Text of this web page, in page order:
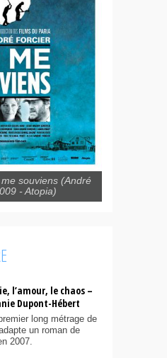
souviens (André
- Atopia)
l’amour, le chaos –
Dupont-Hébert
long métrage de
un roman de
2007.